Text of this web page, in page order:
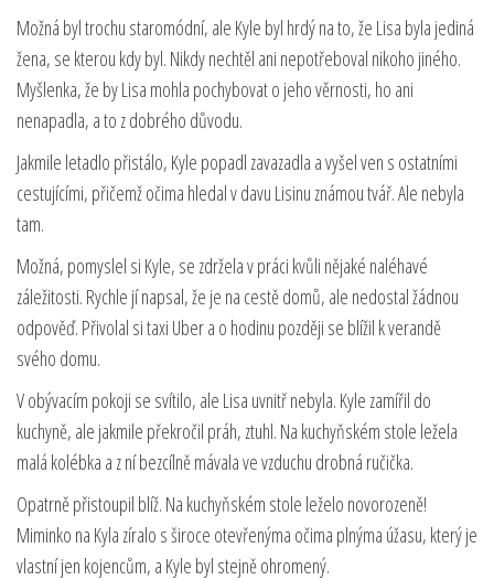
Možná byl trochu staromódní, ale Kyle byl hrdý na to, že Lisa byla jediná
žena, se kterou kdy byl. Nikdy nechtěl ani nepotřeboval nikoho jiného.
Myšlenka, že by Lisa mohla pochybovat o jeho věrnosti, ho ani
nenapadla, a to z dobrého důvodu.
Jakmile letadlo přistálo, Kyle popadl zavazadla a vyšel ven s ostatními
cestujícími, přičemž očima hledal v davu Lisinu známou tvář. Ale nebyla
tam.
Možná, pomyslel si Kyle, se zdržela v práci kvůli nějaké naléhavé
záležitosti. Rychle jí napsal, že je na cestě domů, ale nedostal žádnou
odpověď. Přivolal si taxi Uber a o hodinu později se blížil k verandě
svého domu.
V obývacím pokoji se svítilo, ale Lisa uvnitř nebyla. Kyle zamířil do
kuchyně, ale jakmile překročil práh, ztuhl. Na kuchyňském stole ležela
malá kolébka a z ní bezcílně mávala ve vzduchu drobná ručička.
Opatrně přistoupil blíž. Na kuchyňském stole leželo novorozeně!
Miminko na Kyla zíralo s široce otevřenýma očima plnýma úžasu, který je
vlastní jen kojencům, a Kyle byl stejně ohromený.